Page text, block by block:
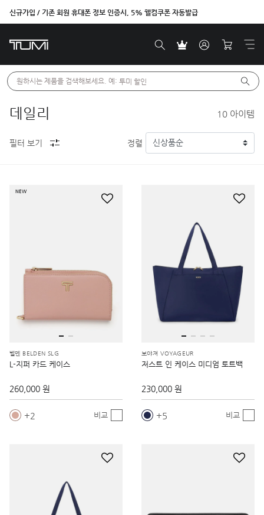
신규가입 / 기존 회원 휴대폰 정보 인증시, 5% 웰컴쿠폰 자동발급
원하시는 제품을 검색해보세요. 예: 투미 할인
데일리 10 아이템
필터 보기 정렬
NEW
벨덴 BELDEN SLG
L-지퍼 카드 케이스
260,000 원
2 비교
보야져 VOYAGEUR
저스트 인 케이스 미디엄 토트백
230,000 원
5 비교